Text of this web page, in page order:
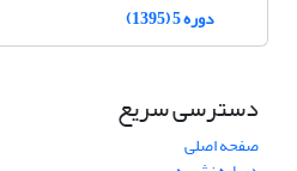
دوره 5 (1395)
دسترسی سریع
صفحه اصلی